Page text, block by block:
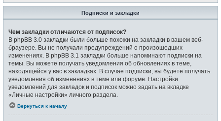
Подписки и закладки
Чем закладки отличаются от подписок?
В phpBB 3.0 закладки были больше похожи на закладки в вашем веб-
браузере. Вы не получали предупреждений о произошедших
изменениях. В phpBB 3.1 закладки больше напоминают подписки на
темы. Вы можете получать уведомления об обновлениях в теме,
находящейся у вас в закладках. В случае подписки, вы будете получать
уведомления об изменениях в теме или форуме. Настройки
уведомлений для закладок и подписок можно задать на вкладке
«Личные настройки» личного раздела.
Вернуться к началу